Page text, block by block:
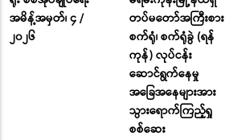
အမိန့်အမှတ်၊ ၄ /
၂၀၂၆
တပ်မတော်အကြီးစား
စက်ရုံ၊ စက်ရုံခွဲ (ရန်
ကုန်) လုပ်ငန်း
ဆောင်ရွက်နေမှု
အခြေအနေများအား
သွားရောက်ကြည့်ရှု
စစ်ဆေး